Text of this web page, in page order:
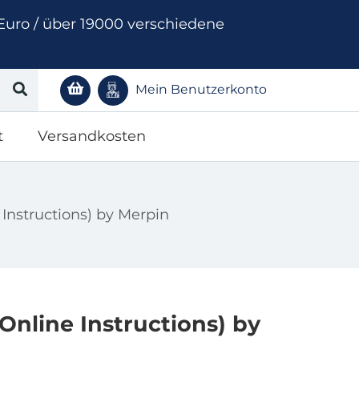
/ über 19000 verschiedene
Mein Benutzerkonto
Versandkosten
by Merpin
Instructions) by